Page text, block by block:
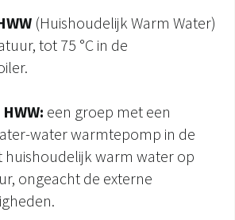
(Huishoudelijk Warm Water)
tot 75 °C in de
een groep met een
water warmtepomp in de
huishoudelijk warm water op
ongeacht de externe